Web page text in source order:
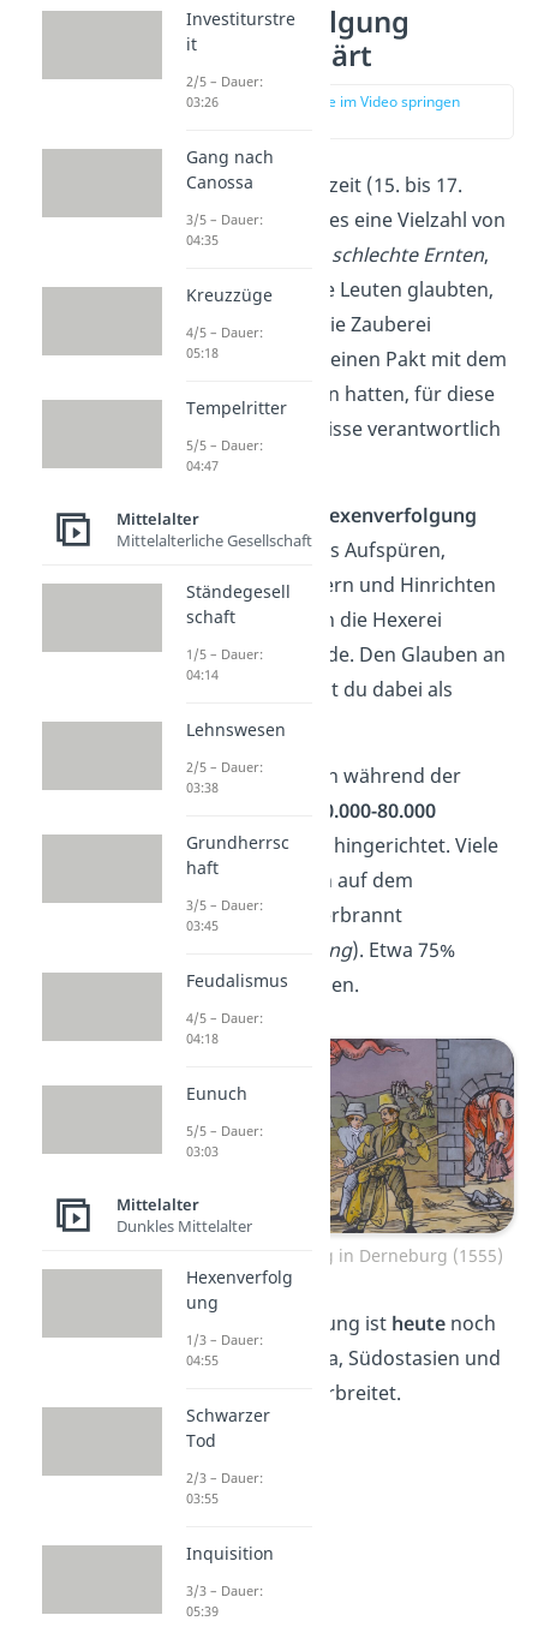
Hexenverfolgung
einfach erklärt
zur Stelle im Video springen
Während der Neuzeit (15. bis 17.
Jahrhundert) gab es eine Vielzahl von
schlechte Ernten,
Pest,Kriege ). Viele Leuten glaubten,
dass Menschen, die Zauberei
praktizierten und einen Pakt mit dem
Teufel geschlossen hatten, für diese
tragischen Ereignisse verantwortlich
waren.
Mit dem Begriff
Hexenverfolgung
beschreibst du das Aufspüren,
Festnehmen, Foltern und Hinrichten
von Leuten, denen die Hexerei
vorgeworfen wurde. Den Glauben an
Hexen bezeichnest du dabei als
Hexenwahn.
Insgesamt wurden während der
50.000-80.000
angebliche Hexen hingerichtet. Viele
von ihnen wurden auf dem
Scheiterhaufen verbrannt
Hexenverbrennung). Etwa 75%
davon waren Frauen.
Hexenverbrennung in Derneburg (1555)
Die Hexenverfolgung ist heutenoch
in Teilen von Afrika, Südostasien und
verbreitet.
Investiturstre
it
2/5 – Dauer:
03:26
Gang nach
Canossa
3/5 – Dauer:
04:35
Kreuzzüge
4/5 – Dauer:
05:18
Tempelritter
5/5 – Dauer:
04:47
Mittelalter
Mittelalterliche Gesellschaft
Ständegesell
schaft
1/5 – Dauer:
04:14
Lehnswesen
2/5 – Dauer:
03:38
Grundherrsc
haft
3/5 – Dauer:
03:45
Feudalismus
4/5 – Dauer:
04:18
Eunuch
5/5 – Dauer:
03:03
Mittelalter
Dunkles Mittelalter
Hexenverfolg
ung
1/3 – Dauer:
04:55
Schwarzer
Tod
2/3 – Dauer:
03:55
Inquisition
3/3 – Dauer:
05:39